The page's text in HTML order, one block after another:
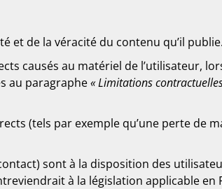
et de la véracité du contenu qu’il publie.
causés au matériel de l’utilisateur,
au paragraphe« Limitations
(tels par exemple qu’une perte de
sont à la disposition des
à la législation applicable